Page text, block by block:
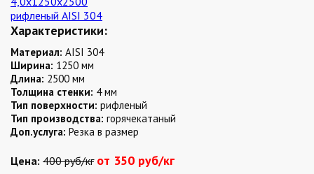
Характеристики:
Материал: AISI 304
Ширина: 1250 мм
Длина: 2500 мм
Толщина стенки: 4 мм
Тип поверхности: рифленый
Тип производства: горячекатаный
Доп.услуга: Резка в размер
Цена: 400 руб/кг от 350 руб/кг